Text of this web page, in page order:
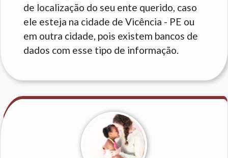
de localização do seu ente querido, caso
ele esteja na cidade de Vicência - PE ou
em outra cidade, pois existem bancos de
dados com esse tipo de informação.